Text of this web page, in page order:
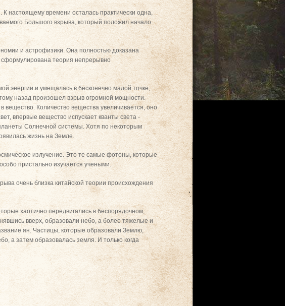
настоящему времени осталась практически одна,
Большого взрыва, который положил начало
и астрофизики. Она полностью доказана
теория непрерывно
энергии и умещалась в бесконечно малой точке,
назад произошел взрыв огромной мощности.
Количество вещества увеличивается, оно
впервые вещество испускает кванты света -
Солнечной системы. Хотя по некоторым
жизнь на Земле.
излучение. Это те самые фотоны, которые
пристально изучается учеными.
очень близка китайской теории происхождения
хаотично передвигались в беспорядочном,
вверх, образовали небо, а более тяжелые и
ян. Частицы, которые образовали Землю,
а затем образовалась земля. И только когда